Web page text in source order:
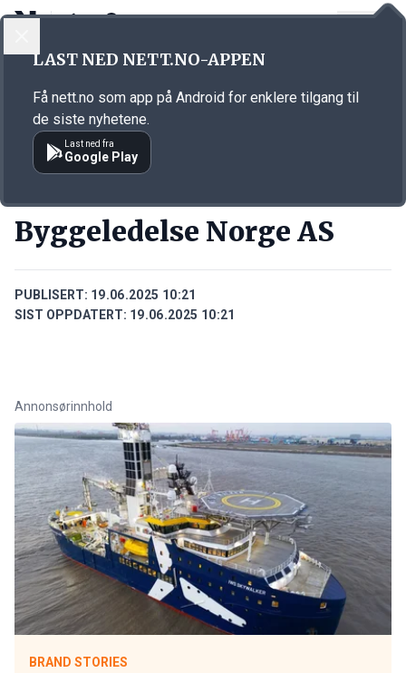
Annonsørinnhold
Byggeledelse Norge AS
PUBLISERT: 19.06.2025 10:21
SIST OPPDATERT: 19.06.2025 10:21
Annonsørinnhold
BRAND STORIES
LAST NED NETT.NO-APPEN
Få nett.no som app på Android for enklere tilgang til
de siste nyhetene.
Last ned fra
Google Play